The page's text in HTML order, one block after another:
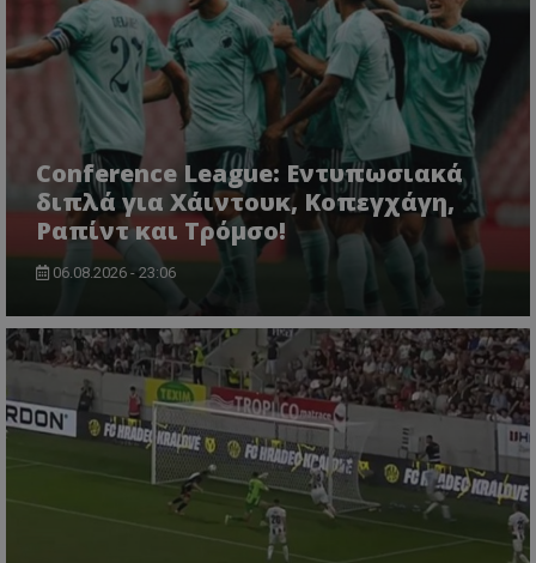
Conference League: Εντυπωσιακά
διπλά για Χάιντουκ, Κοπεγχάγη,
Ραπίντ και Τρόμσο!
06.08.2026 - 23:06